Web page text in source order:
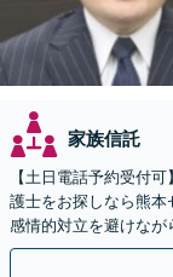
家族信託
【土日電話予約受付
護士をお探しなら熊本
感情的対立を避けなが
付可】【休日・夜間相